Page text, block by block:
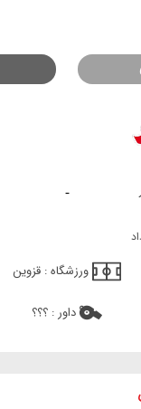
-
ورزشگاه : قزوین
داور : ؟؟؟